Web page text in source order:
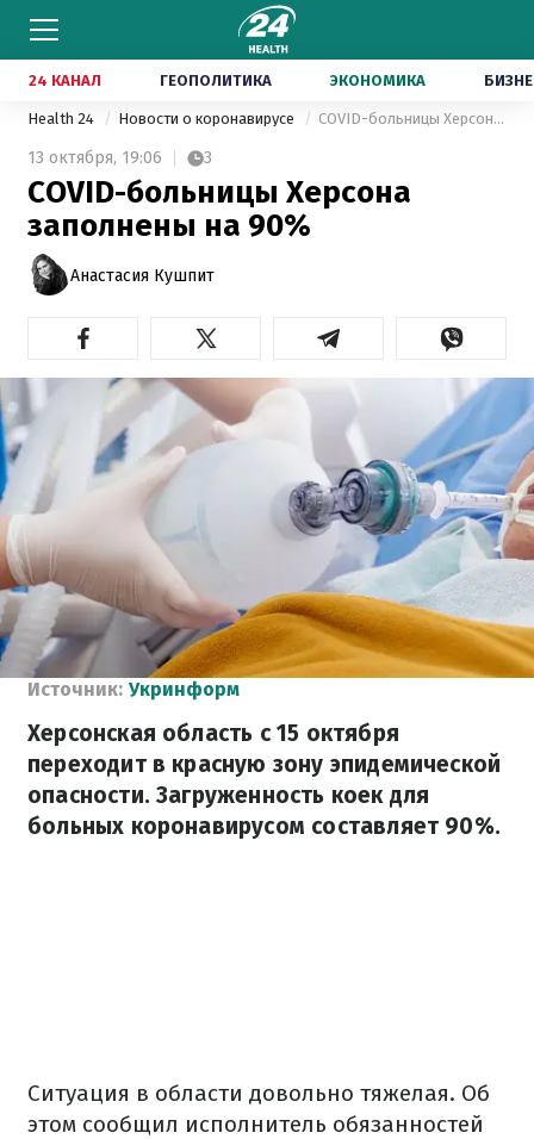
24 КАНАЛ ГЕОПОЛИТИКА ЭКОНОМИКА
Health 24 Новости о коронавирусе COVID-больницы Херсона заполнены на 90%
13 октября, 19:06 3
COVID-больницы Херсона
заполнены на 90%
Анастасия Кушпит
Источник: Укринформ
Херсонская область с 15 октября
переходит в красную зону эпидемической
опасности. Загруженность коек для
больных коронавирусом составляет 90%.
Ситуация в области довольно тяжелая. Об
этом сообщил исполнитель обязанностей